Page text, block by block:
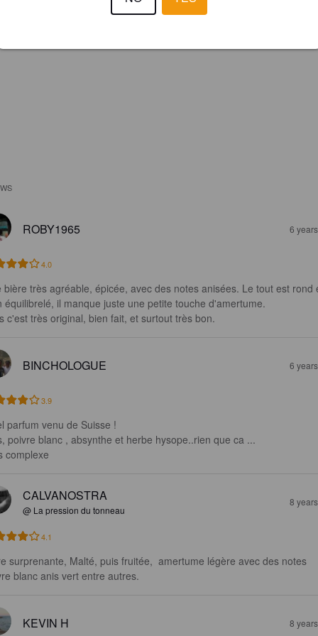
ROBY1965 6
4.0
bière très agréable, épicée, avec des notes anisées. Le tout est rond
équilibrelé, il manque juste une petite touche d'amertume.
c'est très original, bien fait, et surtout très bon.
BINCHOLOGUE 6
3.9
parfum venu de Suisse !
poivre blanc , absynthe et herbe hysope..rien que ca ...
complexe
CALVANOSTRA
@ La pression du tonneau
8
4.1
surprenante, Malté, puis fruitée,  amertume légère avec des notes
blanc anis vert entre autres.
KEVIN H 8